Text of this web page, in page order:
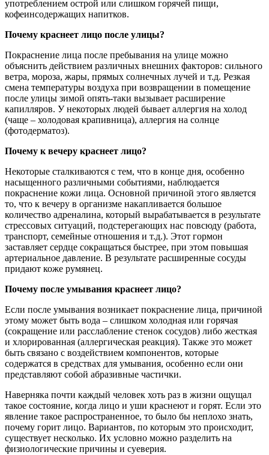
употреблением острой или слишком горячей пищи,
кофеинсодержащих напитков.
Почему краснеет лицо после улицы?
Покраснение лица после пребывания на улице можно
объяснить действием различных внешних факторов: сильного
ветра, мороза, жары, прямых солнечных лучей и т.д. Резкая
смена температуры воздуха при возвращении в помещение
после улицы зимой опять-таки вызывает расширение
капилляров. У некоторых людей бывает аллергия на холод
(чаще – холодовая крапивница), аллергия на солнце
(фотодерматоз).
Почему к вечеру краснеет лицо?
Некоторые сталкиваются с тем, что в конце дня, особенно
насыщенного различными событиями, наблюдается
покраснение кожи лица. Основной причиной этого является
то, что к вечеру в организме накапливается большое
количество адреналина, который вырабатывается в результате
стрессовых ситуаций, подстерегающих нас повсюду (работа,
транспорт, семейные отношения и т.д.). Этот гормон
заставляет сердце сокращаться быстрее, при этом повышая
артериальное давление. В результате расширенные сосуды
придают коже румянец.
Почему после умывания краснеет лицо?
Если после умывания возникает покраснение лица, причиной
этому может быть вода – слишком холодная или горячая
(сокращение или расслабление стенок сосудов) либо жесткая
и хлорированная (аллергическая реакция). Также это может
быть связано с воздействием компонентов, которые
содержатся в средствах для умывания, особенно если они
представляют собой абразивные частички.
Наверняка почти каждый человек хоть раз в жизни ощущал
такое состояние, когда лицо и уши краснеют и горят. Если это
явление такое распространенное, то было бы неплохо знать,
почему горит лицо. Вариантов, по которым это происходит,
существует несколько. Их условно можно разделить на
физиологические причины и суеверия.